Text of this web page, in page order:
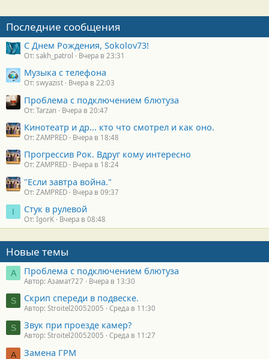
Последние сообщения
С Днем Рождения, Sokolov73!
От: sakh_patrol Вчера в 23:31
Музыка с телефона
От: swyazist Вчера в 22:03
Проблема с подключением блютуза
От: Tarzan Вчера в 20:47
Кинотеатр и др... кто что смотрел и как оно.
От: ZAMPRED Вчера в 18:48
Прогрессив Рок. Вдруг кому интересно
От: ZAMPRED Вчера в 18:24
"Если завтра война."
От: ZAMPRED Вчера в 09:37
I Стук в рулевой
От: IgorK Вчера в 08:48
Новые темы
А Проблема с подключением блютуза
Автор: Азамат727 Вчера в 13:30
S Скрип спереди в подвеске.
Автор: Stroitel20052005 Среда в 11:30
S Звук при проезде камер?
Автор: Stroitel20052005 Среда в 11:27
А Замена ГРМ